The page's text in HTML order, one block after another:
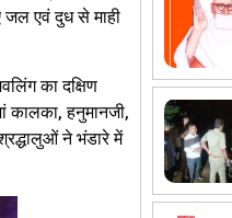
जल एवं दुध से माही
का दक्षिण
कालका, हनुमानजी,
ने भंडारे में